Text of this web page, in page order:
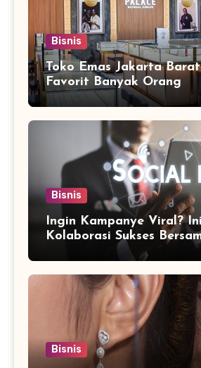
Bisnis
Toko Emas Jakarta
Favorit Banyak Orang
Bisnis
Ingin Kampanye Viral?
Kolaborasi Sukses
Media Marketing Agency
Bisnis